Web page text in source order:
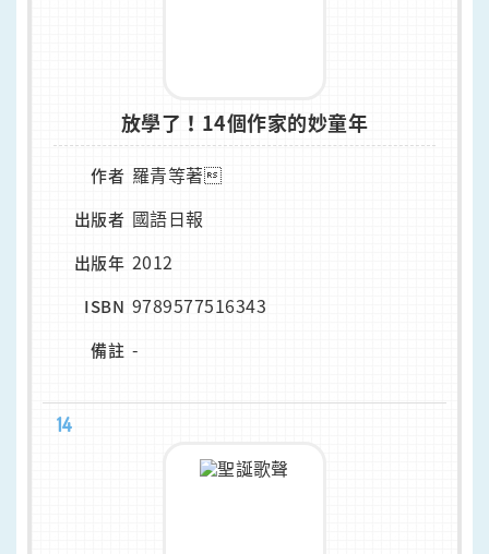
放學了！14個作家的妙童年
作者 羅青等著
出版者 國語日報
出版年 2012
ISBN 9789577516343
備註 -
14